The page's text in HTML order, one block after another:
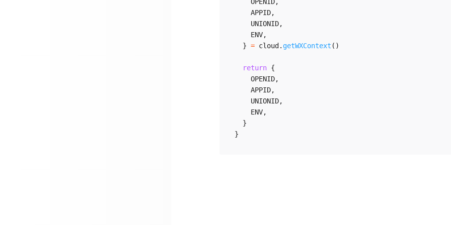
APPID,
UNIONID,
ENV,
} = cloud . getWXContext ( )
return {
OPENID,
APPID,
UNIONID,
ENV,
}
}